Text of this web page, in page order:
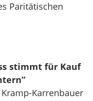
Paritätischen
stimmt für Kauf
Karrenbauer